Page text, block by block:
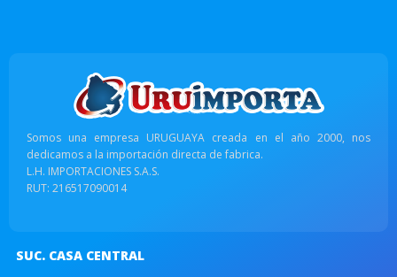
Somos una empresa URUGUAYA creada en el año 2000, nos
dedicamos a la importación directa de fabrica.
L.H. IMPORTACIONES S.A.S.
RUT: 216517090014
SUC. CASA CENTRAL